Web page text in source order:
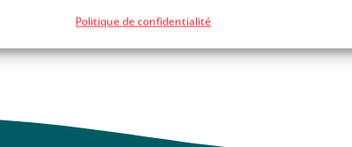
Politique de confidentialité